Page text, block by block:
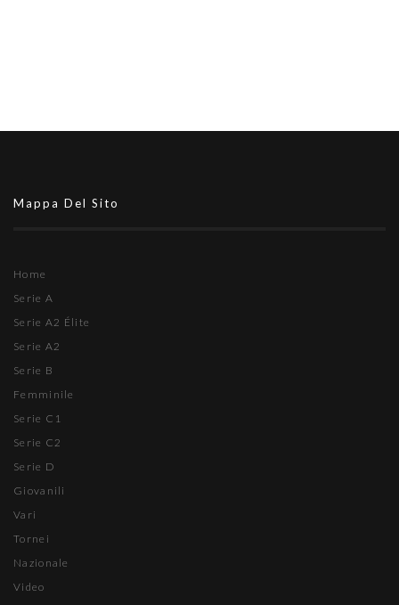
Mappa Del Sito
Home
Serie A
Serie A2 Élite
Serie A2
Serie B
Femminile
Serie C1
Serie C2
Serie D
Giovanili
Vari
Tornei
Nazionale
Video